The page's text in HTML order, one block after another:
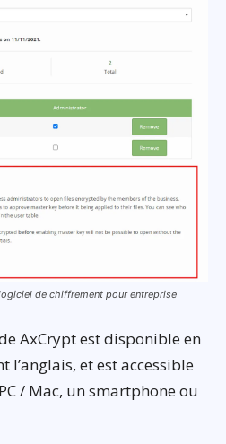
de chiffrement pour entreprise
AxCrypt est disponible en
l’anglais, et est accessible
/ Mac, un smartphone ou